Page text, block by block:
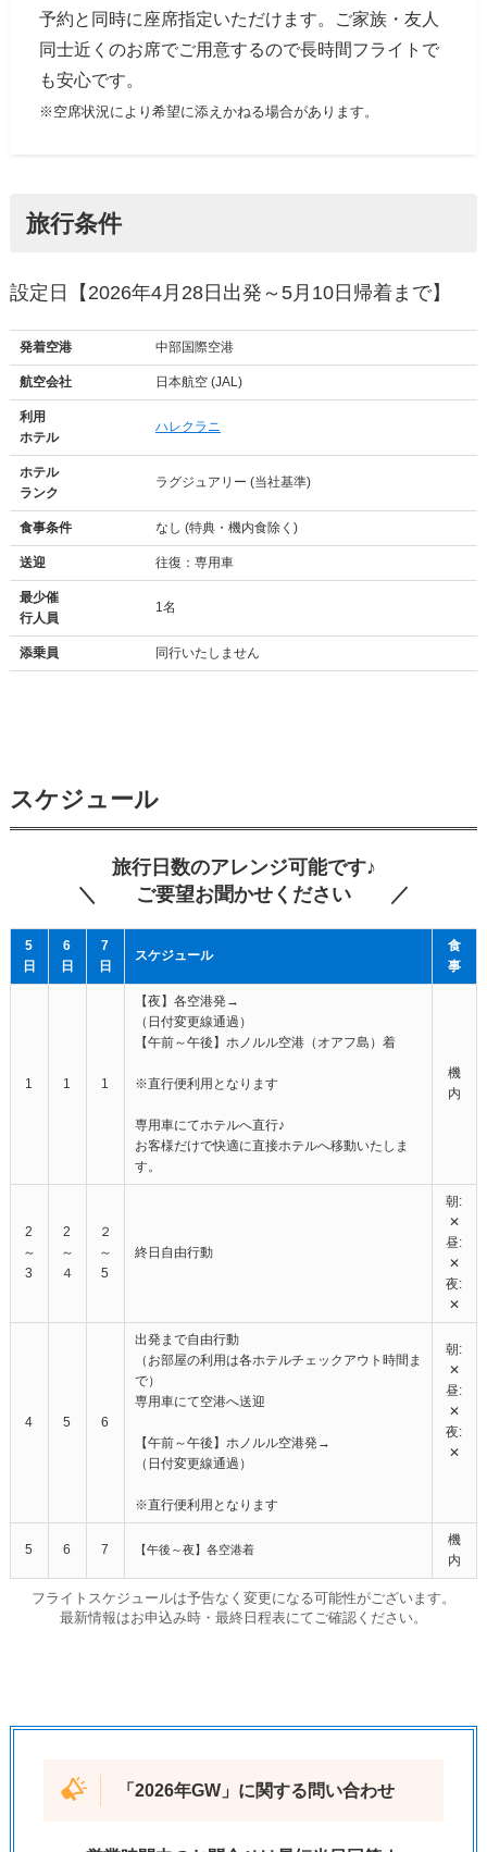
予約と同時に座席指定いただけます。ご家族・友人
同士近くのお席でご用意するので長時間フライトで
も安心です。
※空席状況により希望に添えかねる場合があります。
旅行条件
設定日【2026年4月28日出発～5月10日帰着まで】
発着空港 中部国際空港
航空会社 日本航空 (JAL)
利用
ホテル
ハレクラニ
ホテル
ランク
ラグジュアリー (当社基準)
食事条件 なし (特典・機内食除く)
送迎 往復：専用車
最少催
行人員
1名
添乗員 同行いたしません
スケジュール
旅行日数のアレンジ可能です♪
＼ ご要望お聞かせください ／
5
日
6
日
7
日
スケジュール
食
事
1 1 1
【夜】各空港発→
（日付変更線通過）
【午前～午後】ホノルル空港（オアフ島）着
※直行便利用となります
専用車にてホテルへ直行♪
お客様だけで快適に直接ホテルへ移動いたしま
す。
機
内
2
～
3
2
～
４
２
～
5
終日自由行動
朝:
✕
昼:
✕
夜:
✕
4 5 6
出発まで自由行動
（お部屋の利用は各ホテルチェックアウト時間ま
で）
専用車にて空港へ送迎
【午前～午後】ホノルル空港発→
（日付変更線通過）
※直行便利用となります
朝:
✕
昼:
✕
夜:
✕
5 6 7 【午後～夜】各空港着
機
内
フライトスケジュールは予告なく変更になる可能性がございます。
最新情報はお申込み時・最終日程表にてご確認ください。
「2026年GW 」に関する問い合わせ